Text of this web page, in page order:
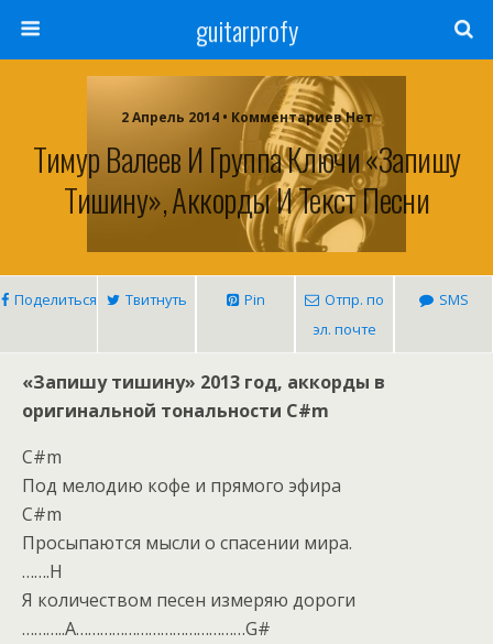
guitarprofy
2 Апрель 2014 • Комментариев Нет
Тимур Валеев И Группа Ключи «Запишу
Тишину», Аккорды И Текст Песни
Поделиться Твитнуть Pin
Отпр. по
эл. почте
SMS
«Запишу тишину» 2013 год, аккорды в
оригинальной тональности C#m
C#m
Под мелодию кофе и прямого эфира
C#m
Просыпаются мысли о спасении мира.
…….H
Я количеством песен измеряю дороги
………..A……………………………………G#